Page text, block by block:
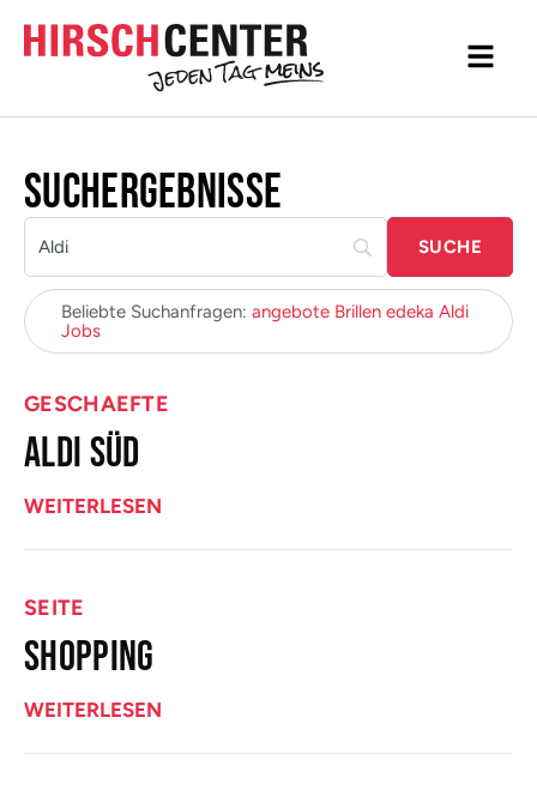
Inhalt Direkt
zum
Suchergebnisse
Beliebte Suchanfragen: angebote Brillen edeka Aldi
Jobs
GESCHAEFTE
ALDI SÜD
WEITERLESEN
SEITE
SHOPPING
WEITERLESEN